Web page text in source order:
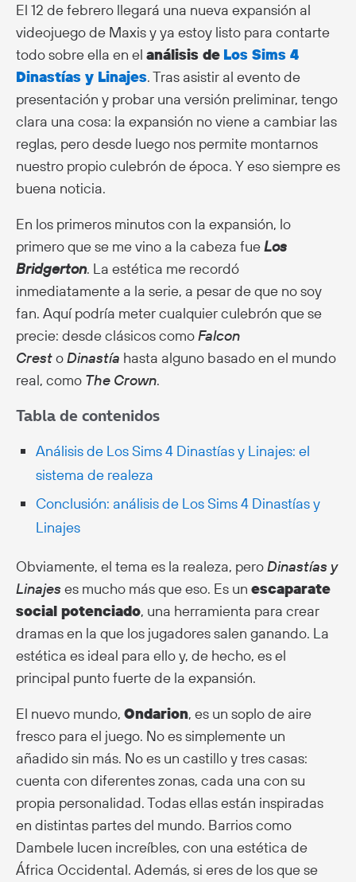
El 12 de febrero llegará una nueva expansión al
videojuego de Maxis y ya estoy listo para contarte
todo sobre ella en el análisis de Los Sims 4
Dinastías y Linajes. Tras asistir al evento de
presentación y probar una versión preliminar, tengo
clara una cosa: la expansión no viene a cambiar las
reglas, pero desde luego nos permite montarnos
nuestro propio culebrón de época. Y eso siempre es
buena noticia.
En los primeros minutos con la expansión, lo
primero que se me vino a la cabeza fueLos
Bridgerton. La estética me recordó
inmediatamente a la serie, a pesar de que no soy
fan. Aquí podría meter cualquier culebrón que se
precie: desde clásicos comoFalcon
CrestoDinastía hasta alguno basado en el mundo
real, como The Crown.
Tabla de contenidos
Análisis de Los Sims 4 Dinastías y Linajes: el
sistema de realeza
Conclusión: análisis de Los Sims 4 Dinastías y
Linajes
Obviamente, el tema es la realeza, peroDinastías y
Linajeses mucho más que eso. Es un escaparate
social potenciado, una herramienta para crear
dramas en la que los jugadores salen ganando. La
estética es ideal para ello y, de hecho, es el
principal punto fuerte de la expansión.
El nuevo mundo, Ondarion, es un soplo de aire
fresco para el juego. No es simplemente un
añadido sin más. No es un castillo y tres casas:
cuenta con diferentes zonas, cada una con su
propia personalidad. Todas ellas están inspiradas
en distintas partes del mundo. Barrios como
Dambele lucen increíbles, con una estética de
África Occidental. Además, si eres de los que se